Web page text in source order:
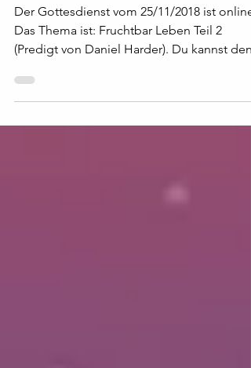
Fruchtbares leben teil 2
Der Gottesdienst vom 25/11/2018 ist online.
(Predigt von Daniel Harder). Du kannst den
Podcast bei...